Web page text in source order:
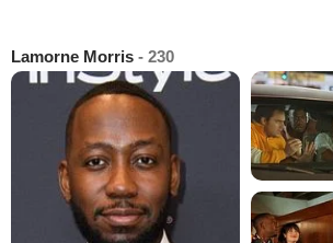
Lamorne Morris - 230